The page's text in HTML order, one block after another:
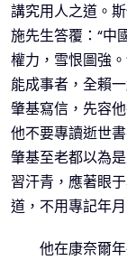
講究用人之道。
施先生答覆：“中
權力，雪恨圖強
能成事者，全賴
肇基寫信，先容
他不要專讀逝世
肇基至老都以為
習汗青，應著眼
道，不用專記年月
他在康奈爾